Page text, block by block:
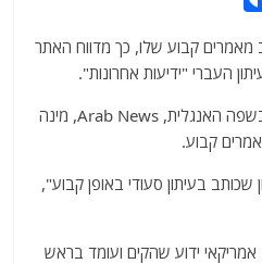
c
e
b
o
o
k
מאמרים קבוע שלו, כך מדווח האתר
העברי "ידיעות אחרונות".
בעיתון נמסר כי העיתון הסעודי בשפה האנגלית, Arab News, מינה
קבוע.
בעיתון סעודי באופן קבוע",
אמריקאי ידוע שהקים ועומד בראש